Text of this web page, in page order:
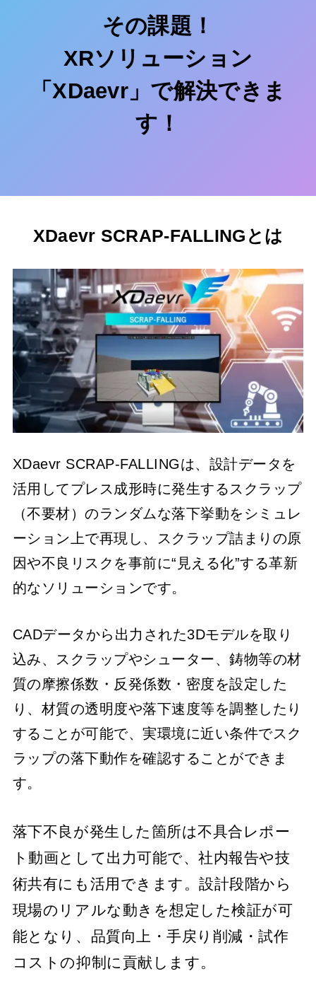
その課題！
XRソリューション
「XDaevr」で解決できま
す！
XDaevr SCRAP-FALLINGとは
XDaevr SCRAP-FALLINGは、設計データを
活用してプレス成形時に発生するスクラップ
（不要材）のランダムな落下挙動をシミュレ
ーション上で再現し、スクラップ詰まりの原
因や不良リスクを事前に“見える化”する革新
的なソリューションです。
CADデータから出力された3Dモデルを取り
込み、スクラップやシューター、鋳物等の材
質の摩擦係数・反発係数・密度を設定した
り、材質の透明度や落下速度等を調整したり
することが可能で、実環境に近い条件でスク
ラップの落下動作を確認することができま
す。
落下不良が発生した箇所は不具合レポー
ト動画として出力可能で、社内報告や技
術共有にも活用できます。設計段階から
現場のリアルな動きを想定した検証が可
能となり、品質向上・手戻り削減・試作
コストの抑制に貢献します。